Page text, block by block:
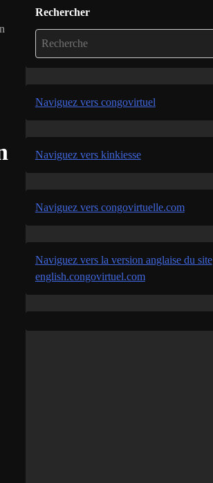
Rechercher
Naviguez vers congovirtuel
Naviguez vers kinkiesse
Naviguez vers congovirtuelle.com
Naviguez vers la version anglaise du site
english.congovirtuel.com